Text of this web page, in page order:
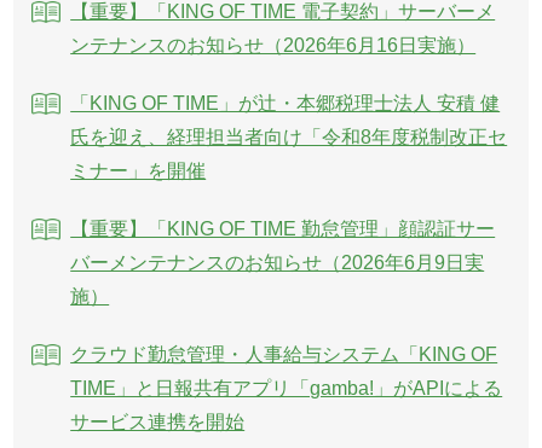
【重要】「KING OF TIME 電子契約」サーバーメ
ンテナンスのお知らせ（2026年6月16日実施）
「KING OF TIME」が辻・本郷税理士法人 安積 健
氏を迎え、経理担当者向け「令和8年度税制改正セ
ミナー」を開催
【重要】「KING OF TIME 勤怠管理」顔認証サー
バーメンテナンスのお知らせ（2026年6月9日実
施）
クラウド勤怠管理・人事給与システム「KING OF
TIME」と日報共有アプリ「gamba!」がAPIによる
サービス連携を開始